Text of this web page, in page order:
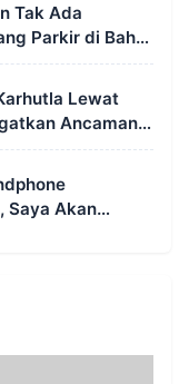
Tak Ada
Parkir di Bahu
Lewat
Ancaman
Saya Akan